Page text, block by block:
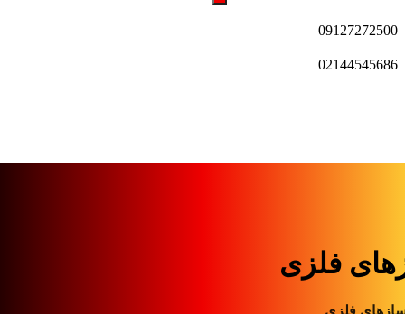
09127272500
02144545686
فلزی
فلزی